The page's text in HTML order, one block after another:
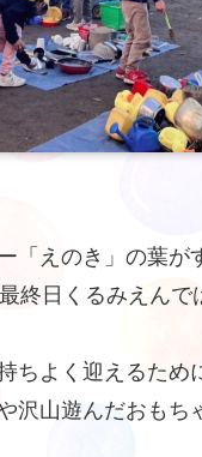
「えのき」の葉が
終日くるみえんで
ちよく迎えるため
沢山遊んだおもち